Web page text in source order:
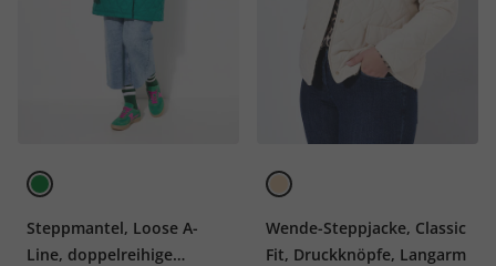
Steppmantel, Loose A-
Line, doppelreihige
Wende-Steppjacke, Classic
Fit, Druckknöpfe, Langarm